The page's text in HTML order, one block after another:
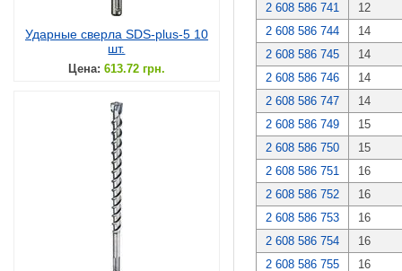
Ударные сверла SDS-plus-5 10
шт.
Цена: 613.72 грн.
2 608 586 741
12
2 608 586 744
14
2 608 586 745
14
2 608 586 746
14
2 608 586 747
14
2 608 586 749
15
2 608 586 750
15
2 608 586 751
16
2 608 586 752
16
2 608 586 753
16
2 608 586 754
16
2 608 586 755
16